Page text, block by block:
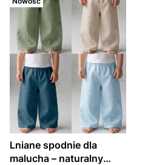
Lniane spodnie dla
malucha – naturalny